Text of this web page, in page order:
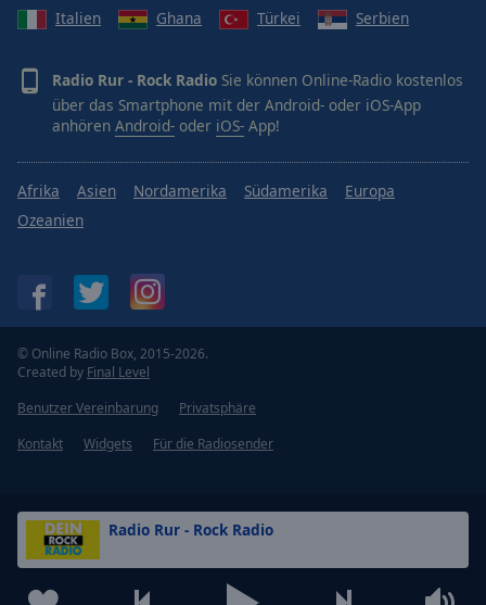
Radio Rur - Rock Radio
Italien
Ghana Türkei Serbien
Radio Rur - Rock Radio Sie können Online-Radio kostenlos
über das Smartphone mit der Android- oder iOS-App
anhören Android- oder iOS- App!
Afrika Asien Nordamerika Südamerika
Europa
Ozeanien
© Online Radio Box, 2015-2026.
Created by Final Level
Benutzer Vereinbarung
Privatsphäre
Kontakt
Widgets Für die Radiosender